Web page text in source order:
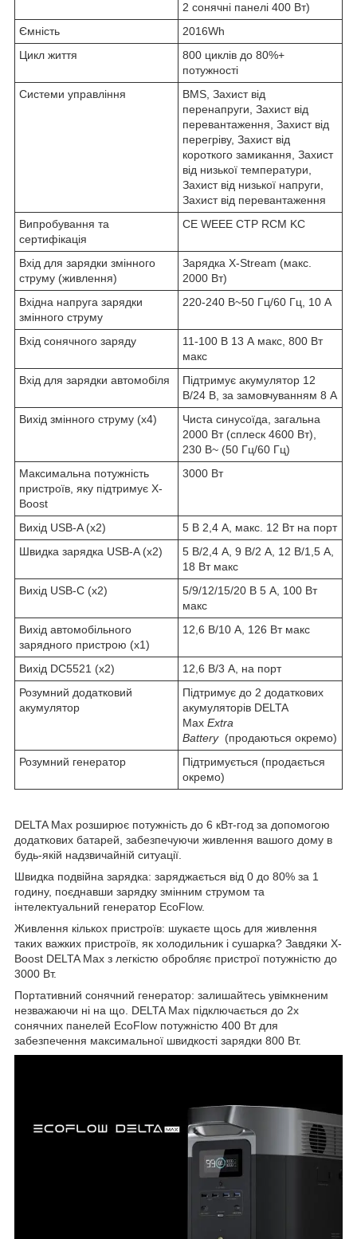
2 сонячні панелі 400 Вт)
Ємність
2016Wh
Цикл життя
800 циклів до 80%+
потужності
Системи управління
BMS, Захист від
перенапруги, Захист від
перевантаження, Захист від
перегріву, Захист від
короткого замикання, Захист
від низької температури,
Захист від низької напруги,
Захист від перевантаження
Випробування та
сертифікація
CE WEEE CTP RCM KC
Вхід для зарядки змінного
струму (живлення)
Зарядка X-Stream (макс.
2000 Вт)
Вхідна напруга зарядки
змінного струму
220-240 В~50 Гц/60 Гц, 10 А
Вхід сонячного заряду
11-100 В 13 А макс, 800 Вт
макс
Вхід для зарядки автомобіля
Підтримує акумулятор 12
В/24 В, за замовчуванням 8 А
Вихід змінного струму (x4)
Чиста синусоїда, загальна
2000 Вт (сплеск 4600 Вт),
230 В~ (50 Гц/60 Гц)
Максимальна потужність
пристроїв, яку підтримує X-
Boost
3000 Вт
Вихід USB-A (x2)
5 В 2,4 А, макс. 12 Вт на порт
Швидка зарядка USB-A (x2)
5 В/2,4 А, 9 В/2 А, 12 В/1,5 А,
18 Вт макс
Вихід USB-C (x2)
5/9/12/15/20 В 5 А, 100 Вт
макс
Вихід автомобільного
зарядного пристрою (x1)
12,6 В/10 А, 126 Вт макс
Вихід DC5521 (x2)
12,6 В/3 А, на порт
Розумний додатковий
акумулятор
Підтримує до 2 додаткових
акумуляторів DELTA
Max Extra
Battery (продаються окремо)
Розумний генератор
Підтримується (продається
окремо)
DELTA Max розширює потужність до 6 кВт-год за допомогою
додаткових батарей, забезпечуючи живлення вашого дому в
будь-якій надзвичайній ситуації.
Швидка подвійна зарядка: заряджається від 0 до 80% за 1
годину, поєднавши зарядку змінним струмом та
інтелектуальний генератор EcoFlow.
Живлення кількох пристроїв: шукаєте щось для живлення
таких важких пристроїв, як холодильник і сушарка? Завдяки X-
Boost DELTA Max з легкістю обробляє пристрої потужністю до
3000 Вт.
Портативний сонячний генератор: залишайтесь увімкненим
незважаючи ні на що. DELTA Max підключається до 2х
сонячних панелей EcoFlow потужністю 400 Вт для
забезпечення максимальної швидкості зарядки 800 Вт.